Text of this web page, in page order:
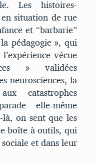
Les histoires-
situation de rue
et “barbarie”
pédagogie », qui
vécue
» validées
neurosciences, la
catastrophes
elle-même
on sent que les
boîte à outils, qui
et dans leur